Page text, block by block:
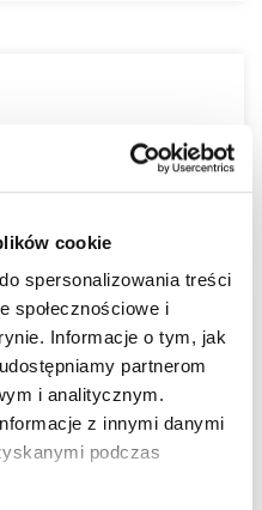
cookie
spersonalizowania treści
społecznościowe i
Informacje o tym, jak
partnerom
i analitycznym.
z innymi danymi
podczas
stworzone jako cicha
To właśnie tutaj
osiedla spotyka się z
życiem miasta.